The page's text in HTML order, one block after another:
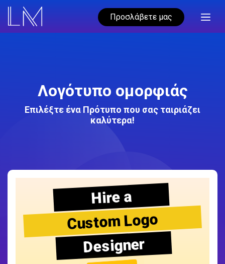
Προσλάβετε μας
Λογότυπο ομορφιάς
Επιλέξτε ένα Πρότυπο που σας ταιριάζει
καλύτερα!
Hire a
Custom Logo
Designer